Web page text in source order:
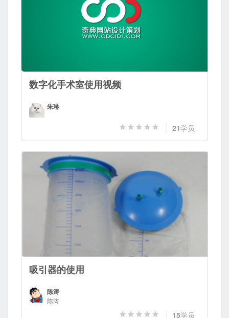
数字化手术室使用视频
朱琳
21学员
吸引器的使用
陈涛
陈涛
15学员